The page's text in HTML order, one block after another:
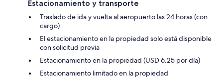
Estacionamiento y transporte
Traslado de ida y vuelta al aeropuerto las 24 horas (con
cargo)
El estacionamiento en la propiedad solo está disponible
con solicitud previa
Estacionamiento en la propiedad (USD 6.25 por día)
Estacionamiento limitado en la propiedad